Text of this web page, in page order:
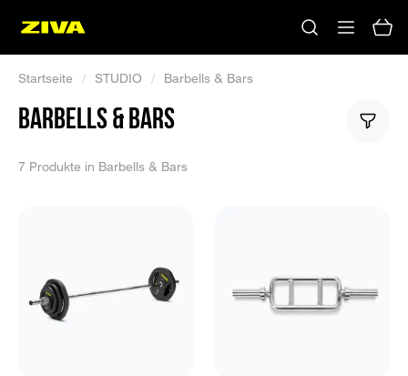
Keine Ergebnisse
Startseite / STUDIO / Barbells & Bars
BARBELLS & BARS
7 Produkte in Barbells & Bars